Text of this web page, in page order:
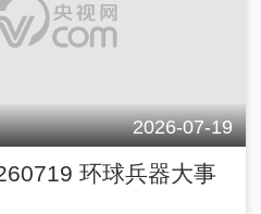
2026-07-19
环球兵器大事